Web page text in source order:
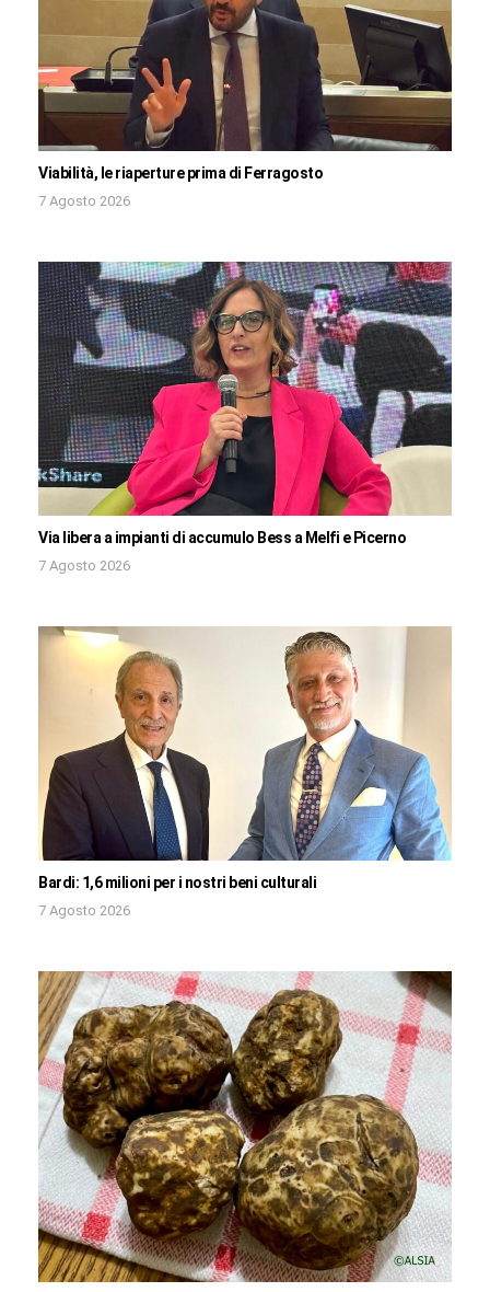
Viabilità, le riaperture prima di Ferragosto
7 Agosto 2026
Via libera a impianti di accumulo Bess a Melfi e Picerno
7 Agosto 2026
Bardi: 1,6 milioni per i nostri beni culturali
7 Agosto 2026